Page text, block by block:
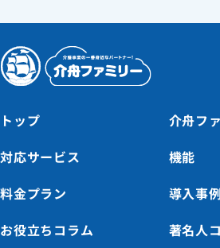
トップ
介舟フ
対応サービス
機能
料金プラン
導入事例
お役立ちコラム
著名人